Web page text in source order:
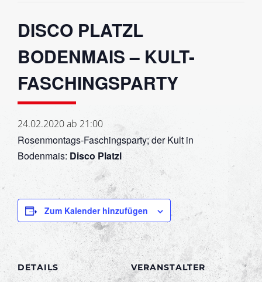
DISCO PLATZL
BODENMAIS – KULT-
FASCHINGSPARTY
24.02.2020 ab 21:00
Rosenmontags-Faschingsparty; der Kult in
Bodenmais: Disco Platzl
Zum Kalender hinzufügen
DETAILS VERANSTALTER